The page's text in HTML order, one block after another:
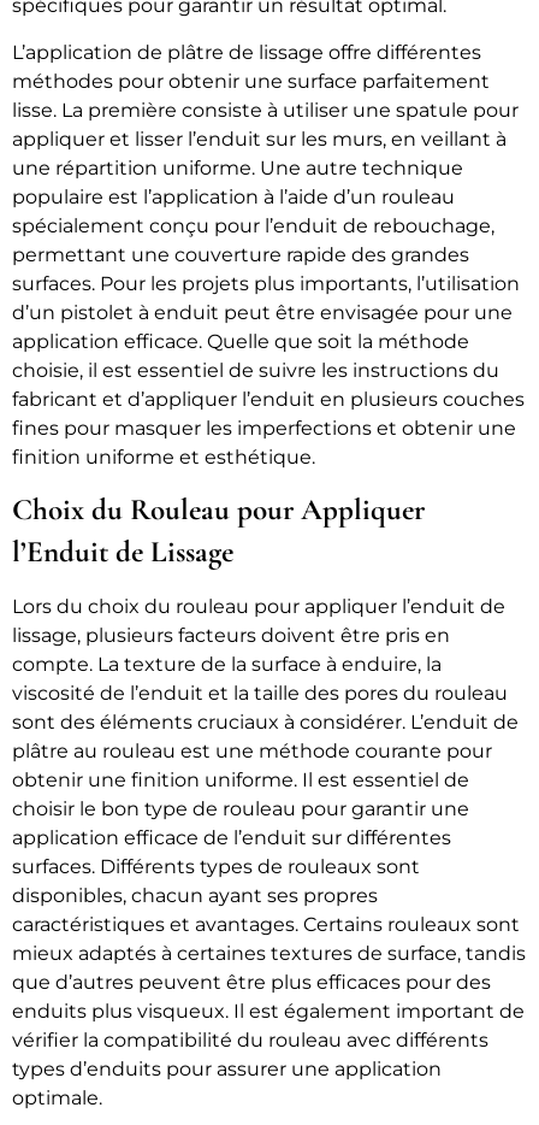
spécifiques pour garantir un résultat optimal.
L’application de plâtre de lissage offre différentes
méthodes pour obtenir une surface parfaitement
lisse. La première consiste à utiliser une spatule pour
appliquer et lisser l’enduit sur les murs, en veillant à
une répartition uniforme. Une autre technique
populaire est l’application à l’aide d’un rouleau
spécialement conçu pour l’enduit de rebouchage,
permettant une couverture rapide des grandes
surfaces. Pour les projets plus importants, l’utilisation
d’un pistolet à enduit peut être envisagée pour une
application efficace. Quelle que soit la méthode
choisie, il est essentiel de suivre les instructions du
fabricant et d’appliquer l’enduit en plusieurs couches
fines pour masquer les imperfections et obtenir une
finition uniforme et esthétique.
Choix du Rouleau pour Appliquer
l’Enduit de Lissage
Lors du choix du rouleau pour appliquer l’enduit de
lissage, plusieurs facteurs doivent être pris en
compte. La texture de la surface à enduire, la
viscosité de l’enduit et la taille des pores du rouleau
sont des éléments cruciaux à considérer. L’enduit de
plâtre au rouleau est une méthode courante pour
obtenir une finition uniforme. Il est essentiel de
choisir le bon type de rouleau pour garantir une
application efficace de l’enduit sur différentes
surfaces. Différents types de rouleaux sont
disponibles, chacun ayant ses propres
caractéristiques et avantages. Certains rouleaux sont
mieux adaptés à certaines textures de surface, tandis
que d’autres peuvent être plus efficaces pour des
enduits plus visqueux. Il est également important de
vérifier la compatibilité du rouleau avec différents
types d’enduits pour assurer une application
optimale.